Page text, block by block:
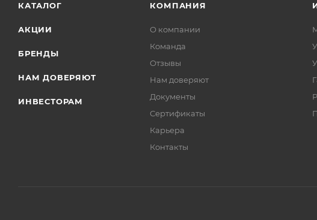
КАТАЛОГ
АКЦИИ
БРЕНДЫ
НАМ ДОВЕРЯЮТ
ИНВЕСТОРАМ
КОМПАНИЯ
О компании
Команда
Отзывы
Нам доверяют
Документы
Сертификаты
Карьера
Контакты